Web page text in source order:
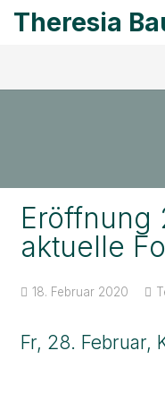
Theresia
Eröffnung
aktuelle
18. Februar 2020
Fr, 28. Februar,